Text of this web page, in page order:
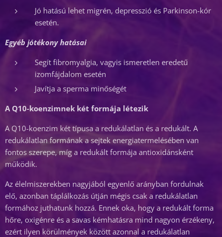
Jó hatású lehet migrén, depresszió és Parkinson-kór
esetén.
Egyéb jótékony hatásai
Segít fibromyalgia, vagyis ismeretlen eredetű
izomfájdalom esetén
Javítja a sperma minőségét
A Q10-koenzimnek két formája létezik
A Q10-koenzim két típusa a redukálatlan és a redukált. A
redukálatlan formának a sejtek energiatermelésében van
fontos szerepe, míg a redukált formája antioxidánsként
működik.
Az élelmiszerekben nagyjából egyenlő arányban fordulnak
elő, azonban táplálkozás útján mégis csak a redukálatlan
formához juthatunk hozzá. Ennek oka, hogy a redukált forma
hőre, oxigénre és a savas kémhatásra mind nagyon érzékeny,
ezért ilyen körülmények között azonnal a redukálatlan